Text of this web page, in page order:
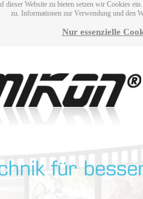
dieser Website zu bieten setzen wir Cookies
zu. Informationen zur Verwendung und den
Nur essenzielle